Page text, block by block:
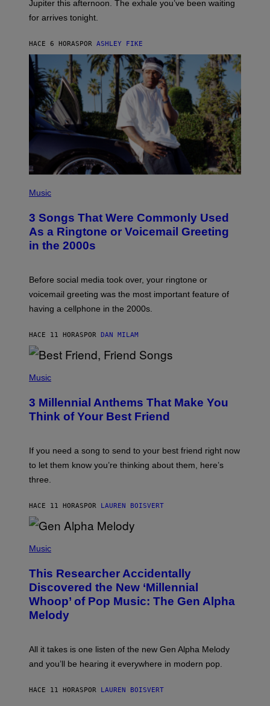
N
R
E
E
.
Jupiter this afternoon. The exhale you’ve been waiting
for arrives tonight.
HACE 6 HORAS POR ASHLEY FIKE
H
O
B
Y
G
O
Y
B
O
R
Q
Z
G
E
M
A
E
Music
3 Songs That Were Commonly Used
As a Ringtone or Voicemail Greeting
in the 2000s
Before social media took over, your ringtone or
voicemail greeting was the most important feature of
having a cellphone in the 2000s.
HACE 11 HORASPOR DAN MILAM
H
O
B
Y
V
N
W
I
T
R
E
I
M
A
G
E
O
R
I
Music
3 Millennial Anthems That Make You
Think of Your Best Friend
If you need a song to send to your best friend right now
to let them know you’re thinking about them, here’s
three.
HACE 11 HORASPOR LAUREN BOISVERT
P
O
B
Y
T
A
O
H
L
Music
This Researcher Accidentally
Discovered the New ‘Millennial
Whoop’ of Pop Music: The Gen Alpha
Melody
All it takes is one listen of the new Gen Alpha Melody
and you’ll be hearing it everywhere in modern pop.
HACE 11 HORASPOR LAUREN BOISVERT